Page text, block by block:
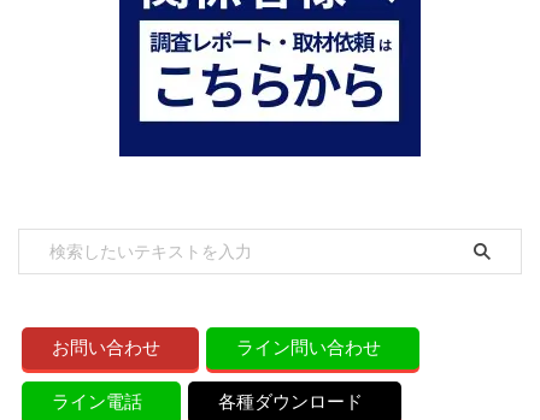
お問い合わせ ライン問い合わせ
ライン電話 各種ダウンロード